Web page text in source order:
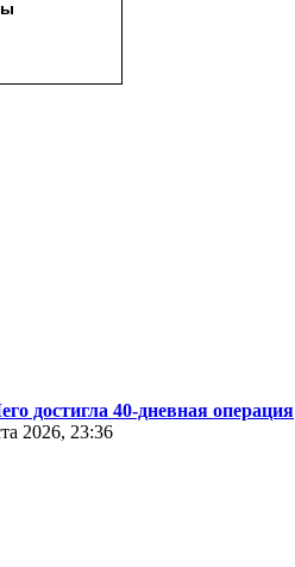
достигла 40-дневная операция
2026, 23:36